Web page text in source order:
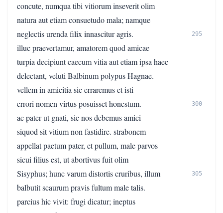
concute, numqua tibi vitiorum inseverit olim
natura aut etiam consuetudo mala; namque
neglectis urenda filix innascitur agris.
295
illuc praevertamur, amatorem quod amicae
turpia decipiunt caecum vitia aut etiam ipsa haec
delectant, veluti Balbinum polypus Hagnae.
vellem in amicitia sic erraremus et isti
errori nomen virtus posuisset honestum.
300
ac pater ut gnati, sic nos debemus amici
siquod sit vitium non fastidire. strabonem
appellat paetum pater, et pullum, male parvos
sicui filius est, ut abortivus fuit olim
Sisyphus; hunc varum distortis cruribus, illum
305
balbutit scaurum pravis fultum male talis.
parcius hic vivit: frugi dicatur; ineptus